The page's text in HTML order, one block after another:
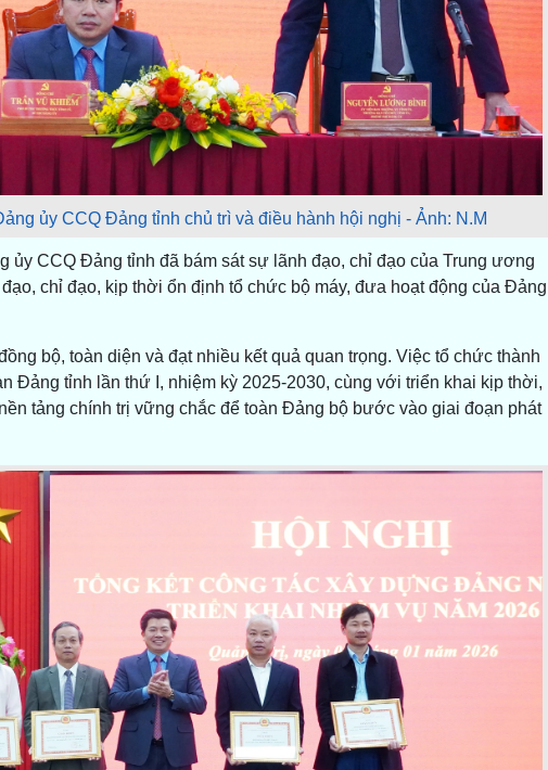
ủy CCQ Đảng tỉnh chủ trì và điều hành hội nghị - Ảnh: N.M
ủy CCQ Đảng tỉnh đã bám sát sự lãnh đạo, chỉ đạo của Trung ương
chỉ đạo, kịp thời ổn định tổ chức bộ máy, đưa hoạt động của Đảng
bộ, toàn diện và đạt nhiều kết quả quan trọng. Việc tổ chức thành
Đảng tỉnh lần thứ I, nhiệm kỳ 2025-2030, cùng với triển khai kịp thời,
tảng chính trị vững chắc để toàn Đảng bộ bước vào giai đoạn phát